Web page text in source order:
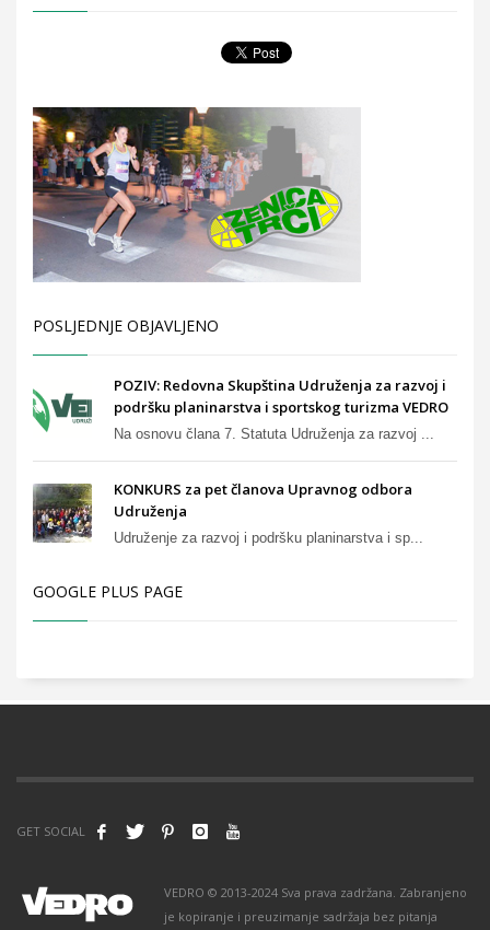
POSLJEDNJE OBJAVLJENO
POZIV: Redovna Skupština Udruženja za razvoj i
podršku planinarstva i sportskog turizma VEDRO
Na osnovu člana 7. Statuta Udruženja za razvoj ...
KONKURS za pet članova Upravnog odbora
Udruženja
Udruženje za razvoj i podršku planinarstva i sp...
GOOGLE PLUS PAGE
GET SOCIAL
VEDRO © 2013-2024 Sva prava zadržana. Zabranjeno
je kopiranje i preuzimanje sadržaja bez pitanja